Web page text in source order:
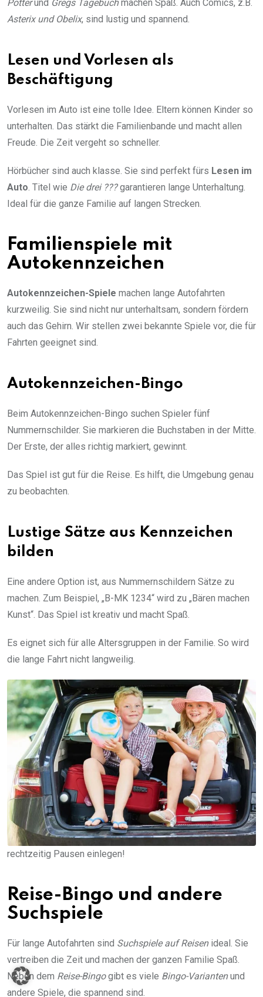
Potterund Gregs Tagebuchmachen Spaß. Auch Comics, z.B.
Asterix und Obelix, sind lustig und spannend.
Lesen und Vorlesen als
Beschäftigung
Vorlesen im Auto ist eine tolle Idee. Eltern können Kinder so
unterhalten. Das stärkt die Familienbande und macht allen
Freude. Die Zeit vergeht so schneller.
Hörbücher sind auch klasse. Sie sind perfekt fürs Lesen im
Auto. Titel wie Die drei ???garantieren lange Unterhaltung.
Ideal für die ganze Familie auf langen Strecken.
Familienspiele mit
Autokennzeichen
Autokennzeichen-Spiele machen lange Autofahrten
kurzweilig. Sie sind nicht nur unterhaltsam, sondern fördern
auch das Gehirn. Wir stellen zwei bekannte Spiele vor, die für
Fahrten geeignet sind.
Autokennzeichen-Bingo
Beim Autokennzeichen-Bingo suchen Spieler fünf
Nummernschilder. Sie markieren die Buchstaben in der Mitte.
Der Erste, der alles richtig markiert, gewinnt.
Das Spiel ist gut für die Reise. Es hilft, die Umgebung genau
zu beobachten.
Lustige Sätze aus Kennzeichen
bilden
Eine andere Option ist, aus Nummernschildern Sätze zu
machen. Zum Beispiel, „B-MK 1234“ wird zu „Bären machen
Kunst“. Das Spiel ist kreativ und macht Spaß.
Es eignet sich für alle Altersgruppen in der Familie. So wird
die lange Fahrt nicht langweilig.
rechtzeitig Pausen einlegen!
Reise-Bingo und andere
Suchspiele
Für lange Autofahrten sind Suchspiele auf Reisenideal. Sie
vertreiben die Zeit und machen der ganzen Familie Spaß.
Neben dem Reise-Bingogibt es viele Bingo-Variantenund
andere Spiele, die spannend sind.